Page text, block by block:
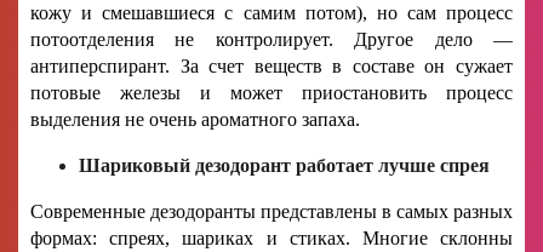
кожу и смешавшиеся с самим потом), но сам процесс
потоотделения не контролирует. Другое дело —
антиперспирант. За счет веществ в составе он сужает
потовые железы и может приостановить процесс
выделения не очень ароматного запаха.
Шариковый дезодорант работает лучше спрея
Современные дезодоранты представлены в самых разных
формах: спреях, шариках и стиках. Многие склонны